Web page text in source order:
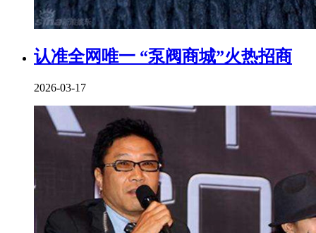
认准全网唯一 “泵阀商城”火热招商
2026-03-17